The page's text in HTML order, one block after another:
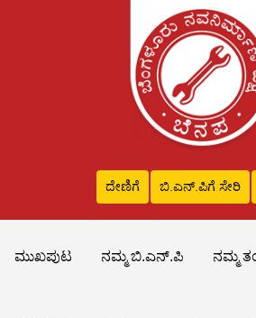
ದೇಣಿಗೆ ಬಿ.ಎನ್‌.ಪಿಗೆ ಸೇರಿ
ಮುಖಪುಟ
ನಮ್ಮ ಬಿ.ಎನ್.ಪಿ ನಮ್ಮ